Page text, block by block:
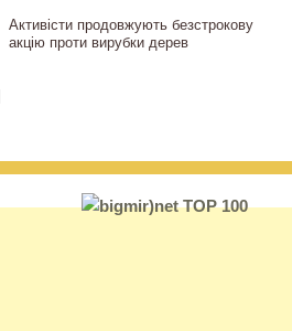
Активісти продовжують безстрокову
акцію проти вирубки дерев